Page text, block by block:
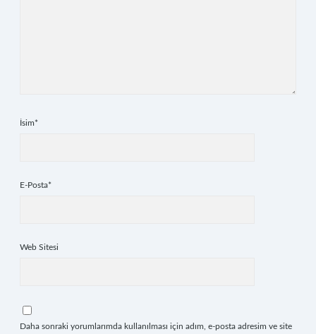
İsim*
E-Posta*
Web Sitesi
Daha sonraki yorumlarımda kullanılması için adım, e-posta adresim ve site